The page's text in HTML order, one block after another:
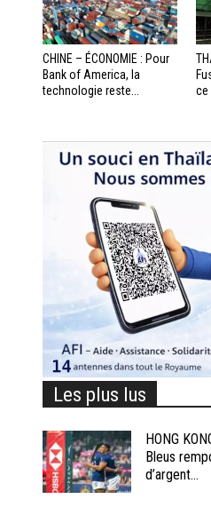
CHINE – ÉCONOMIE : Pour
Bank of America, la
technologie reste...
ce
Les plus lus
HONG
Bleus
d’argent...